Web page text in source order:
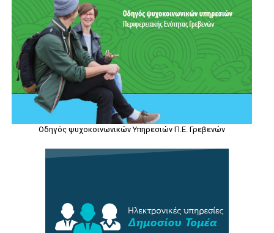
Οδηγός ψυχοκοινωνικών Υπηρεσιών Π.Ε. Γρεβενών